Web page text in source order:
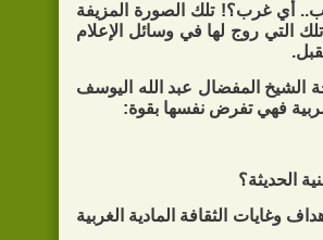
أي غرب؟! تلك الصورة المزيفة
التي روج لها في وسائل الإعلام
الشيخ المفضال عبد الله اليوسف
فهي تفرض نفسها بقوة:
الحديثة؟
وغايات الثقافة المادية الغربية